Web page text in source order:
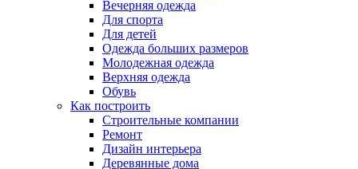
Вечерняя одежда
Для спорта
Для детей
Одежда больших размеров
Молодежная одежда
Верхняя одежда
Обувь
Как построить
Строительные компании
Ремонт
Дизайн интерьера
Деревянные дома